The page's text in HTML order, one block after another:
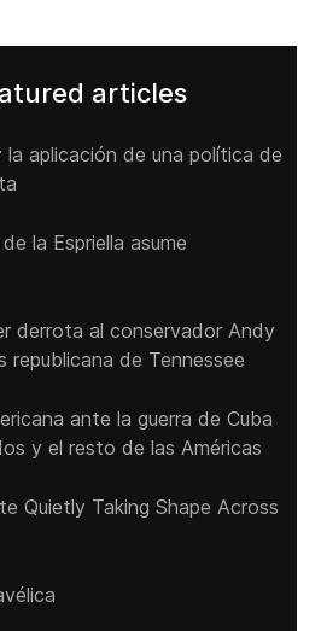
articles
aplicación de una política de
la Espriella asume
derrota al conservador Andy
republicana de Tennessee
ante la guerra de Cuba
y el resto de las Américas
Quietly Taking Shape Across